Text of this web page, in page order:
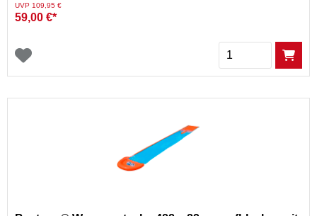
Preis reduziert von
UVP 109,95 €auf
59,00 €*
Menge